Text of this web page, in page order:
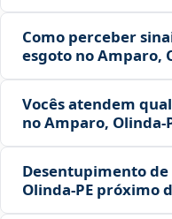
Como perceber
esgoto no Amparo,
Vocês atendem
no Amparo,
Desentupimento
Olinda‑PE próximo